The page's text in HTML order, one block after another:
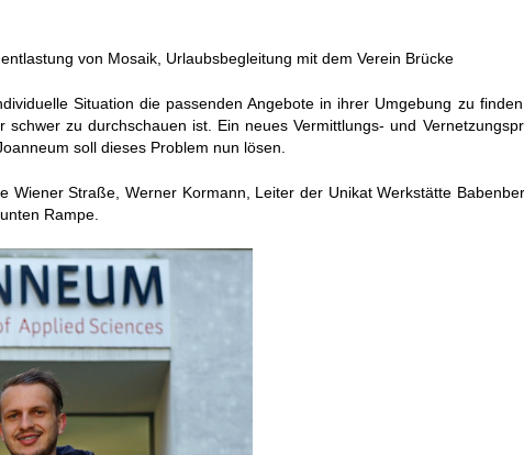
von Mosaik, Urlaubsbegleitung mit dem Verein Brücke
Situation die passenden Angebote in ihrer Umgebung zu
zu durchschauen ist. Ein neues Vermittlungs- und Vernetzu
soll dieses Problem nun lösen.
Wiener Straße, Werner Kormann, Leiter der Unikat Werkstätte
Rampe.